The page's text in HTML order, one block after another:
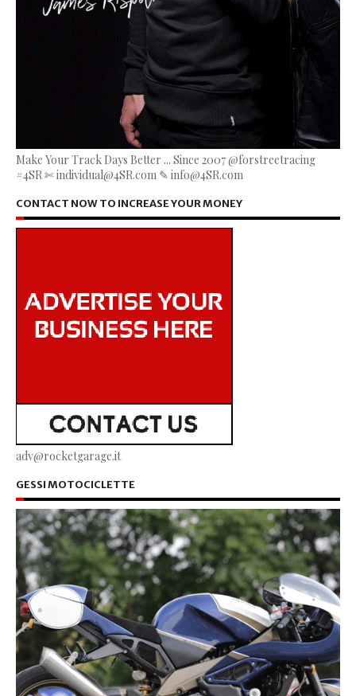
Make Your Track Days Better ... Since 2007 @forstreetracing
#4SR ✄ individual@4SR.com ✎ info@4SR.com
CONTACT NOW TO INCREASE YOUR MONEY
adv@rocketgarage.it
GESSI MOTOCICLETTE